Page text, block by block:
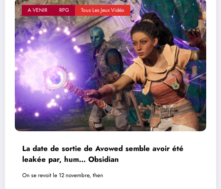
A VENIR RPG Tous Les Jeux Vidéo
La date de sortie de Avowed semble avoir été
leakée par, hum… Obsidian
On se revoit le 12 novembre, then